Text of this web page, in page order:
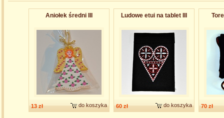
Aniołek średni III
13 zł do koszyka
Ludowe etui na tablet III
60 zł do koszyka 70 zł